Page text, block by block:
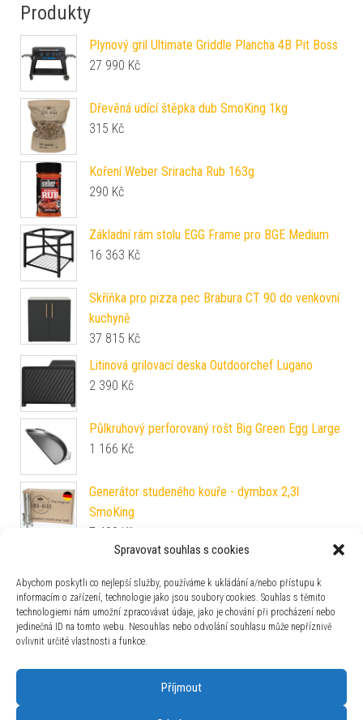
Spravovat souhlas s cookies
Abychom poskytli co nejlepší služby, používáme k ukládání a/nebo přístupu k
informacím o zařízení, technologie jako jsou soubory cookies. Souhlas s těmito
technologiemi nám umožní zpracovávat údaje, jako je chování při procházení nebo
jedinečná ID na tomto webu. Nesouhlas nebo odvolání souhlasu může nepříznivě
ovlivnit určité vlastnosti a funkce.
Příjmout
Produkty
Plynový gril Ultimate Griddle Plancha 4B Pit Boss
27 990 Kč
Dřevěná udící štěpka dub SmoKing 1kg
315 Kč
Koření Weber Sriracha Rub 163g
290 Kč
Základní rám stolu EGG Frame pro BGE Medium
16 363 Kč
Skříňka pro pizza pec Brabura CT 90 do venkovní
kuchyně
37 815 Kč
Litinová grilovací deska Outdoorchef Lugano
2 390 Kč
Půlkruhový perforovaný rošt Big Green Egg Large
1 166 Kč
Generátor studeného kouře - dymbox 2,3l
SmoKing
7 490 Kč
Nerezový stojan na uzení Big Green Egg
5 297Kč
Gothajský salám 60g Mistr Málek
60Kč